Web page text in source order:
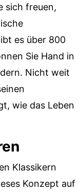
sich freuen,
es über 800
Sie Hand in
Nicht weit
wie das Leben
Klassikern
Konzept auf